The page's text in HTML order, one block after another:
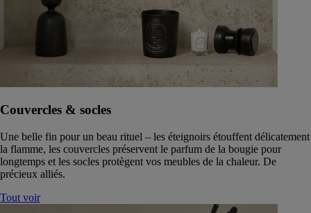
Couvercles & socles
Une belle fin pour un beau rituel – les éteignoirs étouffent délicatement
la flamme, les couvercles préservent le parfum de la bougie pour
longtemps et les socles protègent vos meubles de la chaleur. De
précieux alliés.
Tout voir